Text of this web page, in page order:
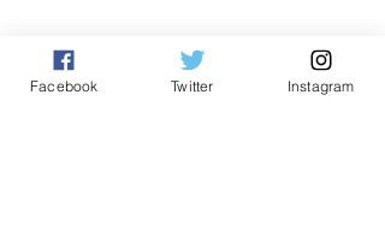
Facebook Twitter Instagram